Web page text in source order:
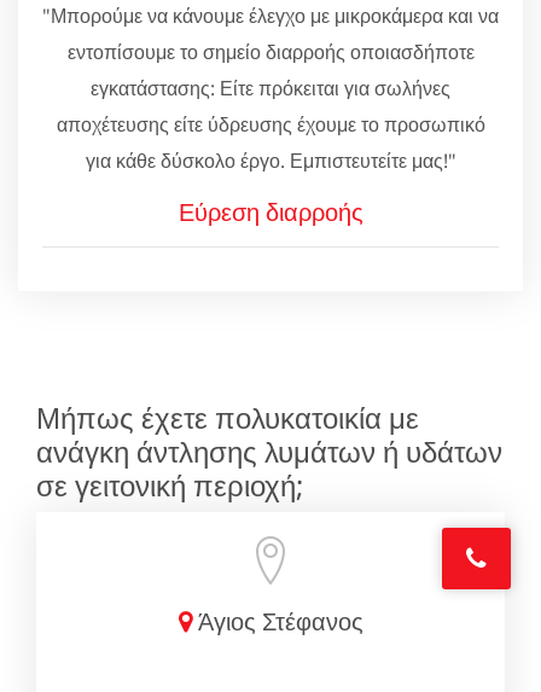
"Μπορούμε να κάνουμε έλεγχο με μικροκάμερα και να
εντοπίσουμε το σημείο διαρροής οποιασδήποτε
εγκατάστασης: Είτε πρόκειται για σωλήνες
αποχέτευσης είτε ύδρευσης έχουμε το προσωπικό
για κάθε δύσκολο έργο. Εμπιστευτείτε μας!"
Εύρεση διαρροής
Μήπως έχετε πολυκατοικία με
ανάγκη άντλησης λυμάτων ή υδάτων
σε γειτονική περιοχή;
Άγιος Στέφανος